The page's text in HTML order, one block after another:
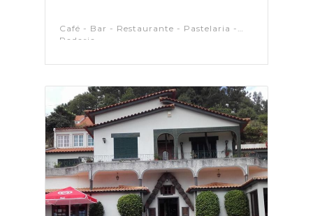
Café - Bar - Restaurante - Pastelaria -
Padaria